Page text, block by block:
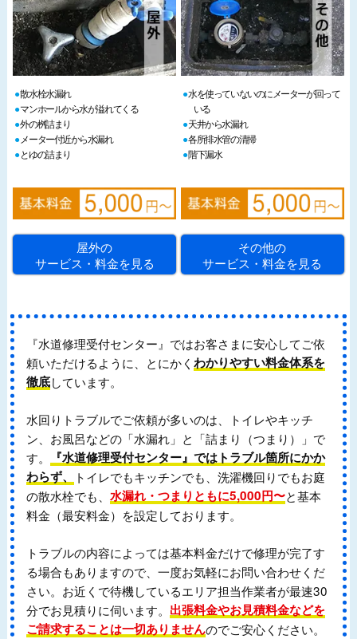
散水栓水漏れ
マンホールから水が溢れてくる
外の桝詰まり
メーター付近から水漏れ
とゆの詰まり
屋外の
サービス・料金を見る
水を使っていないのにメーターが回って
いる
天井から水漏れ
各所排水管の清掃
階下漏水
その他の
サービス・料金を見る
『水道修理受付センター』ではお客さまに安心してご依
頼いただけるように、とにかく わかりやすい料金体系を
徹底しています。
水回りトラブルでご依頼が多いのは、トイレやキッチ
ン、お風呂などの「水漏れ」と「詰まり（つまり）」で
す。
『水道修理受付センター』ではトラブル箇所にかか
わらず、
トイレでもキッチンでも、洗濯機回りでもお庭
の散水栓でも、 水漏れ・つまりともに5,000円〜と基本
料金（最安料金）を設定しております。
トラブルの内容によっては基本料金だけで修理が完了す
る場合もありますので、一度お気軽にお問い合わせくだ
さい。お近くで待機しているエリア担当作業者が最速30
分でお見積りに伺います。 出張料金やお見積料金などを
ご請求することは一切ありませんのでご安心ください。